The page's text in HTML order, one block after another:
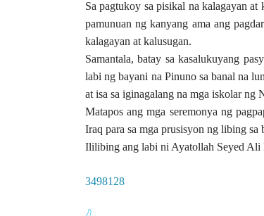
Sa pagtukoy sa pisikal na kalagayan
pamunuan ng kanyang ama ang
kalagayan at kalusugan.
Samantala, batay sa kasalukuyang
labi ng bayani na Pinuno sa banal na
at isa sa iginagalang na mga iskolar ng
Matapos ang mga seremonya ng
Iraq para sa mga prusisyon ng libing
Ililibing ang labi ni Ayatollah Seyed Ali
3498128